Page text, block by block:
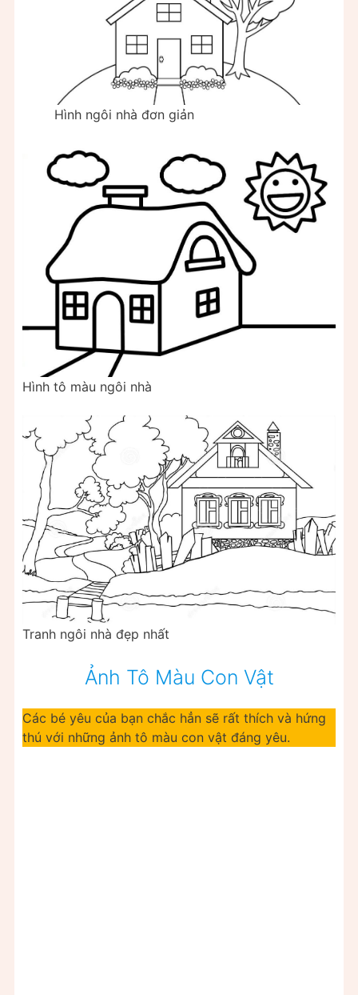
Hình ngôi nhà đơn giản
Hình tô màu ngôi nhà
Tranh ngôi nhà đẹp nhất
Ảnh Tô Màu Con Vật
Các bé yêu của bạn chắc hẳn sẽ rất thích và hứng
thú với những ảnh tô màu con vật đáng yêu.